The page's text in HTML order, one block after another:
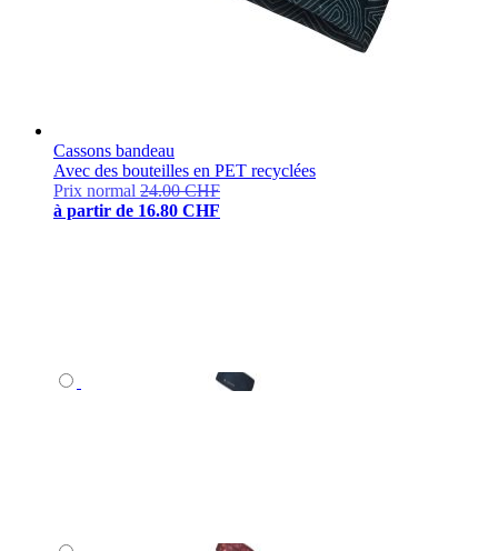
Cassons bandeau
Avec des bouteilles en PET recyclées
Prix normal 24.00 CHF
à partir de 16.80 CHF